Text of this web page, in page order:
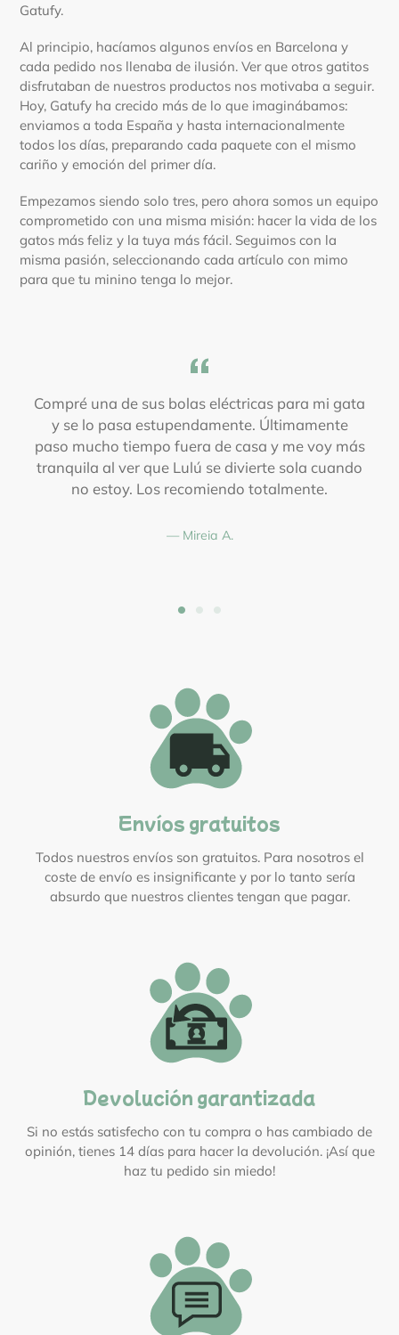
Gatufy.
Al principio, hacíamos algunos envíos en Barcelona y
cada pedido nos llenaba de ilusión. Ver que otros gatitos
disfrutaban de nuestros productos nos motivaba a seguir.
Hoy, Gatufy ha crecido más de lo que imaginábamos:
enviamos a toda España y hasta internacionalmente
todos los días, preparando cada paquete con el mismo
cariño y emoción del primer día.
Empezamos siendo solo tres, pero ahora somos un equipo
comprometido con una misma misión: hacer la vida de los
gatos más feliz y la tuya más fácil. Seguimos con la
misma pasión, seleccionando cada artículo con mimo
para que tu minino tenga lo mejor.
Compré una de sus bolas eléctricas para mi gata
y se lo pasa estupendamente. Últimamente
paso mucho tiempo fuera de casa y me voy más
tranquila al ver que Lulú se divierte sola cuando
no estoy. Los recomiendo totalmente.
Mireia A.
Envíos gratuitos
Todos nuestros envíos son gratuitos. Para nosotros el
coste de envío es insignificante y por lo tanto sería
absurdo que nuestros clientes tengan que pagar.
Devolución garantizada
Si no estás satisfecho con tu compra o has cambiado de
opinión, tienes 14 días para hacer la devolución. ¡Así que
haz tu pedido sin miedo!